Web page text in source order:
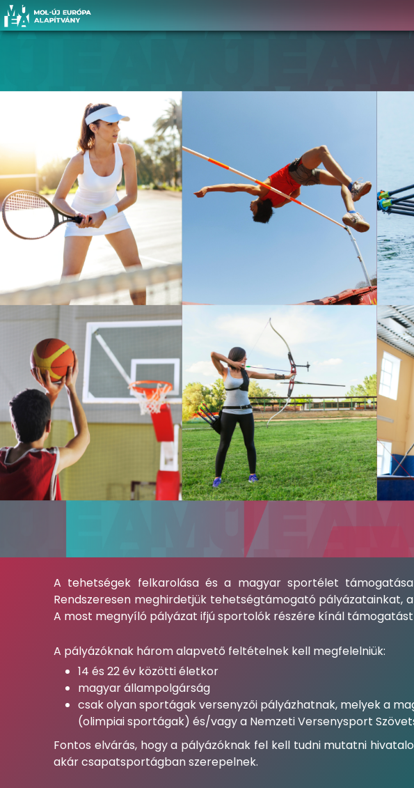
A tehetségek felkarolása és a magyar sportélet
Rendszeresen meghirdetjük tehetségtámogató pályázatainkat,
A most megnyíló pályázat ifjú sportolók részére kínál
A pályázóknak három alapvető feltételnek kell megfelelniük:
14 és 22 év közötti életkor
magyar állampolgárság
csak olyan sportágak versenyzői pályázhatnak, melyek a
(olimpiai sportágak) és/vagy a Nemzeti Versenysport
Fontos elvárás, hogy a pályázóknak fel kell tudni mutatni
akár csapatsportágban szerepelnek.